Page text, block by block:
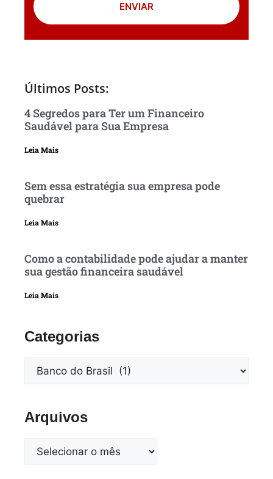
ENVIAR
Últimos Posts:
4 Segredos para Ter um Financeiro
Saudável para Sua Empresa
Leia Mais
Sem essa estratégia sua empresa pode
quebrar
Leia Mais
Como a contabilidade pode ajudar a manter
sua gestão financeira saudável
Leia Mais
Categorias
Arquivos